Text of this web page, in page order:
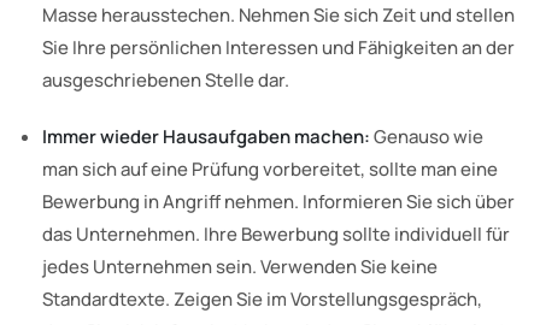
Masse herausstechen. Nehmen Sie sich Zeit und stellen
Sie Ihre persönlichen Interessen und Fähigkeiten an der
ausgeschriebenen Stelle dar.
Immer wieder Hausaufgaben machen:Genauso wie
man sich auf eine Prüfung vorbereitet, sollte man eine
Bewerbung in Angriff nehmen. Informieren Sie sich über
das Unternehmen. Ihre Bewerbung sollte individuell für
jedes Unternehmen sein. Verwenden Sie keine
Standardtexte. Zeigen Sie im Vorstellungsgespräch,